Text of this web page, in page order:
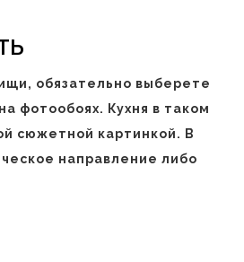
обязательно выберете
фотообоях. Кухня в таком
сюжетной картинкой. В
направление либо